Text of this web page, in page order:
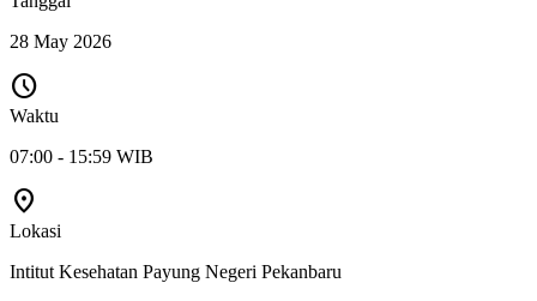
28 May 2026
schedule
Waktu
07:00 - 15:59 WIB
location_on
Lokasi
Intitut Kesehatan Payung Negeri Pekanbaru